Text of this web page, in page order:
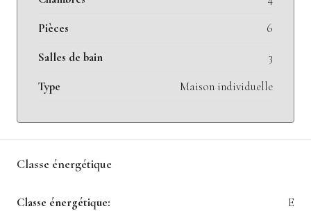
Pièces
6
Salles de bain
3
Type
Maison individuelle
Classe énergétique
Classe énergétique:
E